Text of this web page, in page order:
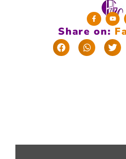
Share on: F